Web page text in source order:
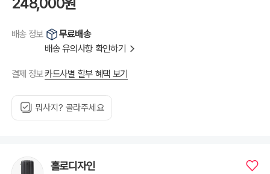
배송 정보
무료배송
배송 유의사항 확인하기
결제 정보카드사별 할부 혜택 보기
뭐사지? 골라주세요
홀로디자인